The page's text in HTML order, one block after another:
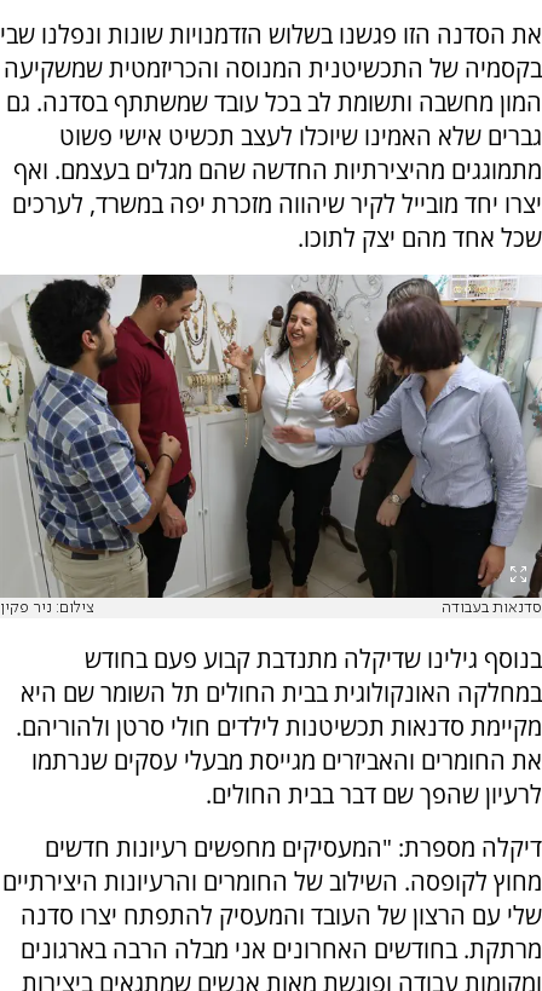
את הסדנה הזו פגשנו בשלוש הזדמנויות שונות ונפלנו שבי
בקסמיה של התכשיטנית המנוסה והכריזמטית שמשקיעה
המון מחשבה ותשומת לב בכל עובד שמשתתף בסדנה. גם
גברים שלא האמינו שיוכלו לעצב תכשיט אישי פשוט
מתמוגגים מהיצירתיות החדשה שהם מגלים בעצמם. ואף
יצרו יחד מובייל לקיר שיהווה מזכרת יפה במשרד, לערכים
שכל אחד מהם יצק לתוכו.
סדנאות בעבודה צילום: ניר פקין
בנוסף גילינו שדיקלה מתנדבת קבוע פעם בחודש
במחלקה האונקולוגית בבית החולים תל השומר שם היא
מקיימת סדנאות תכשיטנות לילדים חולי סרטן ולהוריהם.
את החומרים והאביזרים מגייסת מבעלי עסקים שנרתמו
לרעיון שהפך שם דבר בבית החולים.
דיקלה מספרת: "המעסיקים מחפשים רעיונות חדשים
מחוץ לקופסה. השילוב של החומרים והרעיונות היצירתיים
שלי עם הרצון של העובד והמעסיק להתפתח יצרו סדנה
מרתקת. בחודשים האחרונים אני מבלה הרבה בארגונים
ומקומות עבודה ופוגשת מאות אנשים שמתגאים ביצירות